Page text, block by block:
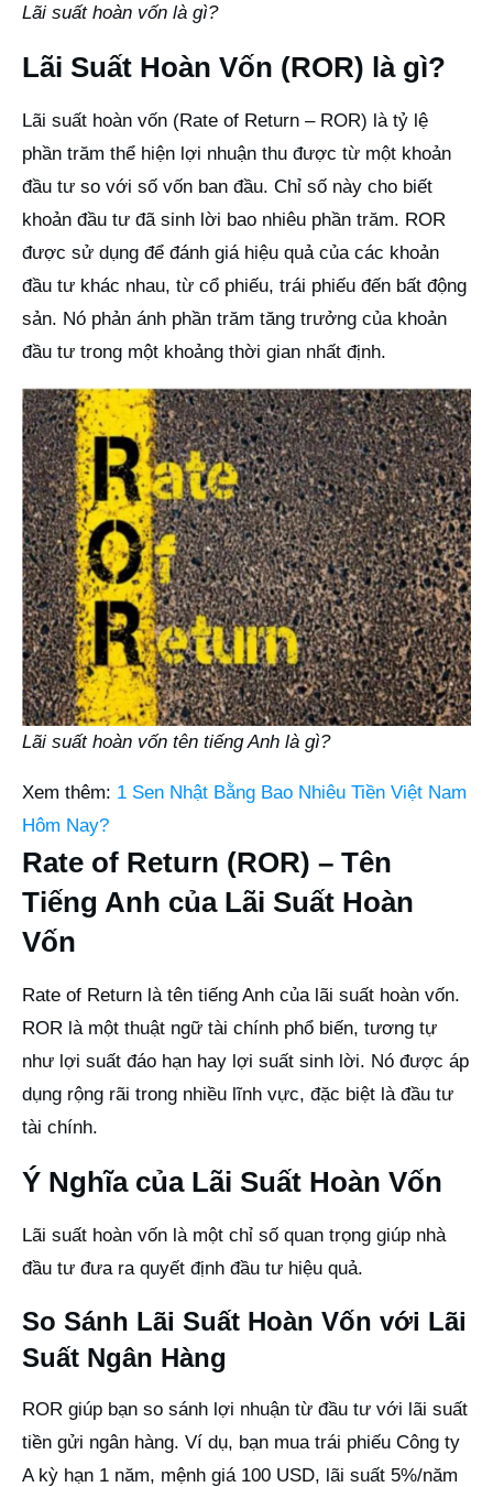
Lãi suất hoàn vốn là gì?
Lãi Suất Hoàn Vốn (ROR) là gì?
Lãi suất hoàn vốn (Rate of Return – ROR) là tỷ lệ
phần trăm thể hiện lợi nhuận thu được từ một khoản
đầu tư so với số vốn ban đầu. Chỉ số này cho biết
khoản đầu tư đã sinh lời bao nhiêu phần trăm. ROR
được sử dụng để đánh giá hiệu quả của các khoản
đầu tư khác nhau, từ cổ phiếu, trái phiếu đến bất động
sản. Nó phản ánh phần trăm tăng trưởng của khoản
đầu tư trong một khoảng thời gian nhất định.
Lãi suất hoàn vốn tên tiếng Anh là gì?
Xem thêm: 1 Sen Nhật Bằng Bao Nhiêu Tiền Việt Nam
Hôm Nay?
Rate of Return (ROR) – Tên
Tiếng Anh của Lãi Suất Hoàn
Vốn
Rate of Return là tên tiếng Anh của lãi suất hoàn vốn.
ROR là một thuật ngữ tài chính phổ biến, tương tự
như lợi suất đáo hạn hay lợi suất sinh lời. Nó được áp
dụng rộng rãi trong nhiều lĩnh vực, đặc biệt là đầu tư
tài chính.
Ý Nghĩa của Lãi Suất Hoàn Vốn
Lãi suất hoàn vốn là một chỉ số quan trọng giúp nhà
đầu tư đưa ra quyết định đầu tư hiệu quả.
So Sánh Lãi Suất Hoàn Vốn với Lãi
Suất Ngân Hàng
ROR giúp bạn so sánh lợi nhuận từ đầu tư với lãi suất
tiền gửi ngân hàng. Ví dụ, bạn mua trái phiếu Công ty
A kỳ hạn 1 năm, mệnh giá 100 USD, lãi suất 5%/năm